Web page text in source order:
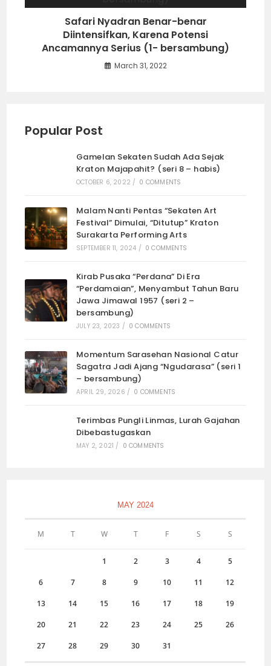
Safari Nyadran Benar-benar
Diintensifkan, Karena Potensi
Ancamannya Serius (1- bersambung)
March 31, 2022
Popular Post
Gamelan Sekaten Sudah Ada Sejak
Kraton Majapahit? (seri 8 – habis)
OCTOBER 6, 2022 / 0 COMMENTS
Malam Nanti Pentas “Sekaten Art
Festival” Dimulai, “Ditutup” Kraton
Surakarta Performing Arts
SEPTEMBER 11, 2024 / 0 COMMENTS
Kirab Pusaka “Perdana” Di Era
“Perdamaian”, Menyambut Tahun Baru
Jawa Jimawal 1957 (seri 2 –
bersambung)
JULY 23, 2023 / 0 COMMENTS
Momentum Sarasehan Nasional Catur
Sagatra Jadi Ajang “Ngudarasa” (seri 1
– bersambung)
APRIL 29, 2026 / 0 COMMENTS
Terimbas Pungli Linmas, Lurah Gajahan
Dibebastugaskan
MAY 2, 2021 / 0 COMMENTS
MAY 2024
M T W T F S S
1 2 3 4 5
6 7 8 9 10 11 12
13 14 15 16 17 18 19
20 21 22 23 24 25 26
27 28 29 30 31